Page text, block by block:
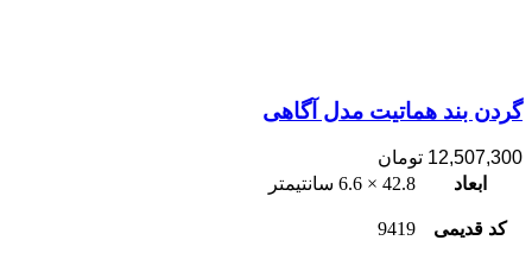
گردن بند هماتیت مدل آگاهی
12,507,300 تومان
ابعاد
42.8 × 6.6 سانتیمتر
کد قدیمی 9419